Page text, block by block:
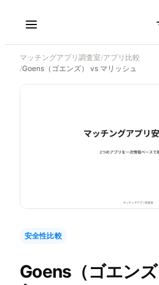
マッチングアプリ調査室/アプリ比較
/Goens（ゴエンズ） vs マリッシュ
安全性比較
Goens（ゴエンズ